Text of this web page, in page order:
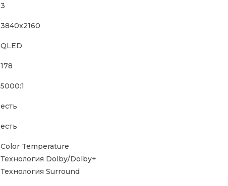
3
3840x2160
QLED
178
5000:1
есть
есть
Color Temperature
Технология Dolby/Dolby+
Технология Surround